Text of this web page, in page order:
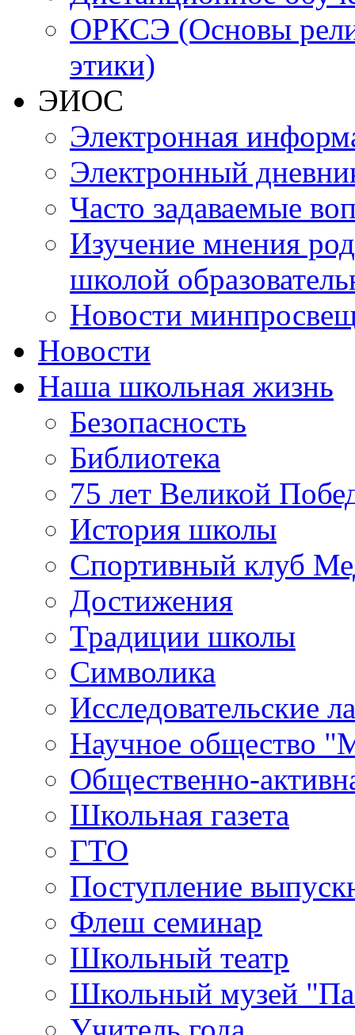
ОРКСЭ (Основы
этики)
ЭИОС
Электронная
Электронный
Часто задаваемые
Изучение мнения
школой
Новости
Новости
Наша школьная жизнь
Безопасность
Библиотека
75 лет Великой
История школы
Спортивный клуб
Достижения
Традиции школы
Символика
Исследовательские
Научное общество
Общественно-
Школьная газета
ГТО
Поступление
Флеш семинар
Школьный театр
Школьный музей